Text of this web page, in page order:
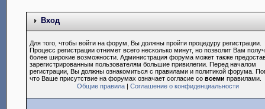
Вход
Для того, чтобы войти на форум, Вы должны пройти процедуру регистрации.
Процесс регистрации отнимет всего несколько минут, но позволит Вам
более широкие возможности. Администрация форума может также
зарегистрированным пользователям большие привилегии. Перед началом
регистрации, Вы должны ознакомиться с правилами и политикой форума.
что Ваше присутствие на форумах означает согласие совсеми правилами.
Общие правила |Соглашение о конфиденциальности